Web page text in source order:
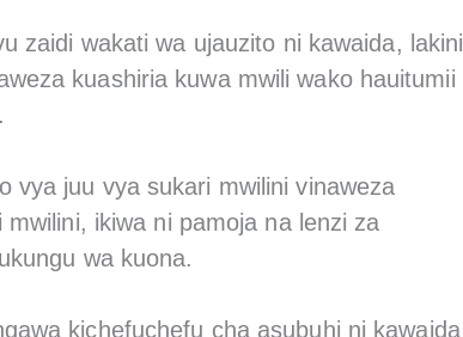
zaidi wakati wa ujauzito ni kawaida, lakini
kuashiria kuwa mwili wako hauitumii
vya juu vya sukari mwilini vinaweza
ikiwa ni pamoja na lenzi za
wa kuona.
kichefuchefu cha asubuhi ni kawaida